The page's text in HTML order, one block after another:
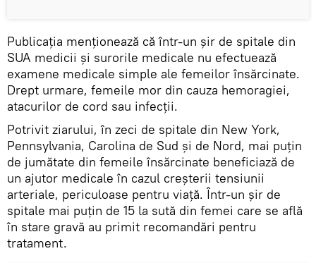
Publicația menționează că într-un șir de spitale din
SUA medicii și surorile medicale nu efectuează
examene medicale simple ale femeilor însărcinate.
Drept urmare, femeile mor din cauza hemoragiei,
atacurilor de cord sau infecții.
Potrivit ziarului, în zeci de spitale din New York,
Pennsylvania, Carolina de Sud și de Nord, mai puțin
de jumătate din femeile însărcinate beneficiază de
un ajutor medicale în cazul creșterii tensiunii
arteriale, periculoase pentru viață. Într-un șir de
spitale mai puțin de 15 la sută din femei care se află
în stare gravă au primit recomandări pentru
tratament.